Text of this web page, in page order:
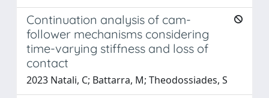
Continuation analysis of cam-
follower mechanisms considering
time-varying stiffness and loss of
contact
2023 Natali, C; Battarra, M; Theodossiades, S